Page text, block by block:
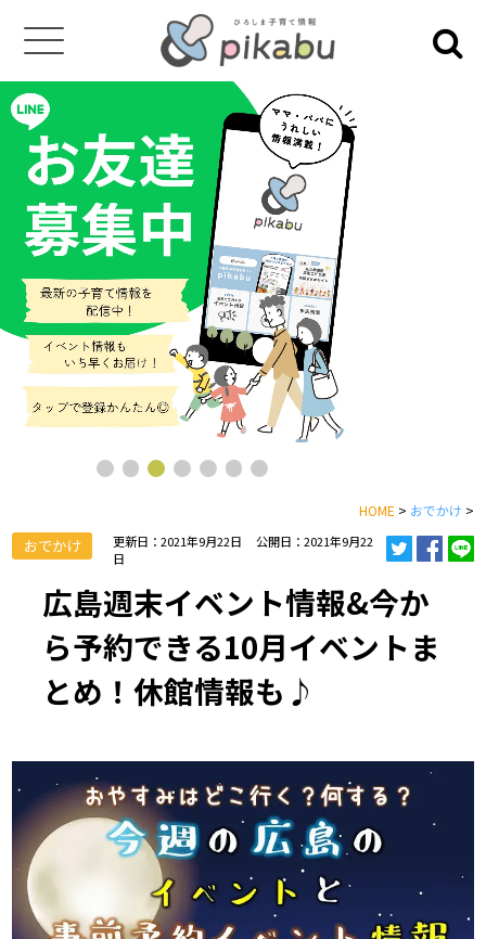
HOME > おでかけ >
おでかけ 更新日：2021年9月22日
公開日：2021年9月22
日
広島週末イベント情報&今か
ら予約できる10月イベントま
とめ！休館情報も♪